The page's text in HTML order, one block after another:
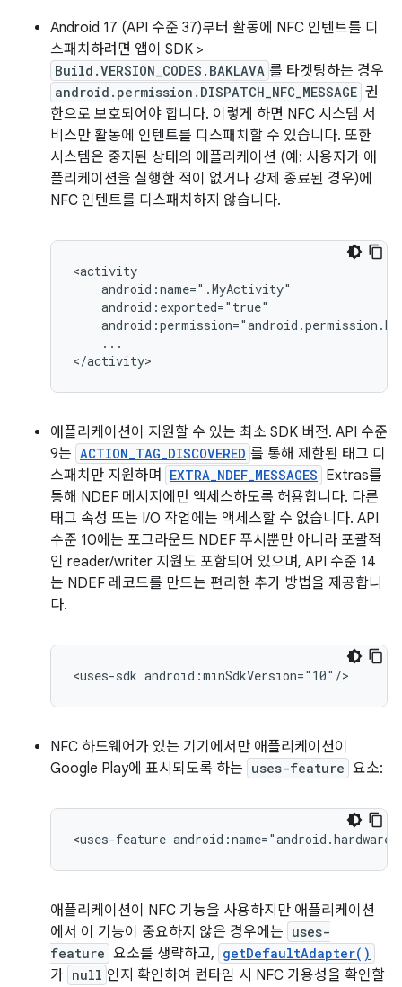
Android 17 (API 수준 37)부터 활동에 NFC 인텐트를 디
스패치하려면 앱이 SDK >
Build.VERSION_CODES.BAKLAVA 를 타겟팅하는 경우
android.permission.DISPATCH_NFC_MESSAGE 권
한으로 보호되어야 합니다. 이렇게 하면 NFC 시스템 서
비스만 활동에 인텐트를 디스패치할 수 있습니다. 또한
시스템은 중지된 상태의 애플리케이션 (예: 사용자가 애
플리케이션을 실행한 적이 없거나 강제 종료된 경우)에
NFC 인텐트를 디스패치하지 않습니다.
...
</activity>
애플리케이션이 지원할 수 있는 최소 SDK 버전. API 수준
9는 ACTION_TAG_DISCOVERED 를 통해 제한된 태그 디
스패치만 지원하며
EXTRA_NDEF_MESSAGES Extras를
통해 NDEF 메시지에만 액세스하도록 허용합니다. 다른
태그 속성 또는 I/O 작업에는 액세스할 수 없습니다. API
수준 10에는 포그라운드 NDEF 푸시뿐만 아니라 포괄적
인 reader/writer 지원도 포함되어 있으며, API 수준 14
는 NDEF 레코드를 만드는 편리한 추가 방법을 제공합니
다.
<uses-sdk android:minSdkVersion="10"/>
NFC 하드웨어가 있는 기기에서만 애플리케이션이
Google Play에 표시되도록 하는 uses-feature 요소:
<uses-feature
애플리케이션이 NFC 기능을 사용하지만 애플리케이션
에서 이 기능이 중요하지 않은 경우에는 uses-
feature 요소를 생략하고, getDefaultAdapter()
가 null 인지 확인하여 런타임 시 NFC 가용성을 확인할